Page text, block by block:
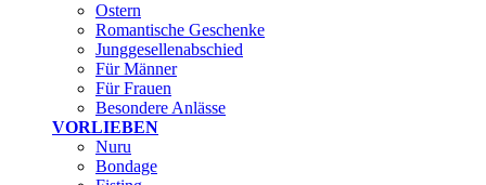
Ostern
Romantische Geschenke
Junggesellenabschied
Für Männer
Für Frauen
Besondere Anlässe
VORLIEBEN
Nuru
Bondage